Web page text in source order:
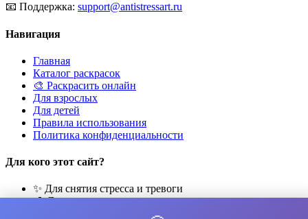
📧 Поддержка: support@antistressart.ru
Навигация
Главная
Каталог раскрасок
🎨 Раскрасить онлайн
Для взрослых
Для детей
Правила использования
Политика конфиденциальности
Для кого этот сайт?
✨ Для снятия стресса и тревоги
🎨 Для развития креативности
🧘 Для медитации и расслабления